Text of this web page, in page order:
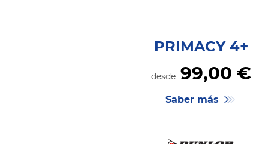
PRIMACY 4+
desde 99,00 €
Saber más